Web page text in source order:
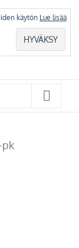
pk
käytön Lue lisää